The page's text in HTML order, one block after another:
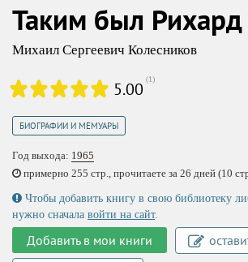
Таким был Рихард
Михаил Сергеевич Колесников
5.00 (1)
БИОГРАФИИ И МЕМУАРЫ
Год выхода: 1965
примерно 255 стр., прочитаете за 26 дней (10
Чтобы добавить книгу в свою библиотеку
нужно сначала войти на сайт.
Добавить в мои книги